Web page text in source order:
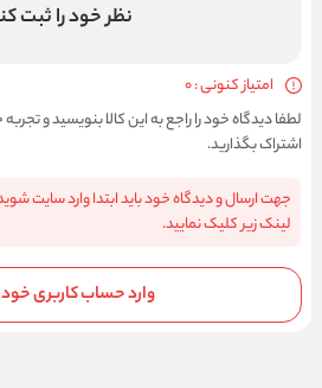
نظر خود را ثبت
امتیاز کنونی : 0
لطفا دیدگاه خود را راجع به این کالا بنویسید و تجربه
اشتراک بگذارید.
جهت ارسال و دیدگاه خود باید ابتدا وارد سایت
لینک زیر کلیک نمایید.
وارد حساب کاربری